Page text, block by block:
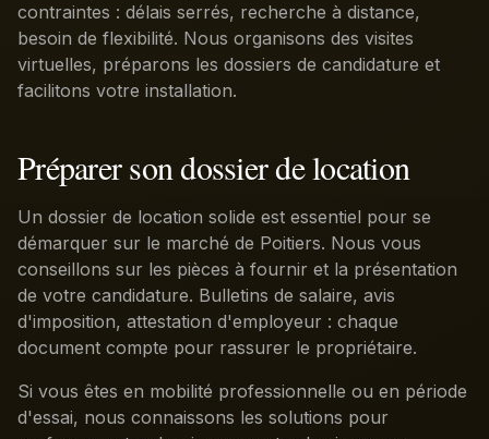
contraintes : délais serrés, recherche à distance,
besoin de flexibilité. Nous organisons des visites
virtuelles, préparons les dossiers de candidature et
facilitons votre installation.
Préparer son dossier de location
Un dossier de location solide est essentiel pour se
démarquer sur le marché de Poitiers. Nous vous
conseillons sur les pièces à fournir et la présentation
de votre candidature. Bulletins de salaire, avis
d'imposition, attestation d'employeur : chaque
document compte pour rassurer le propriétaire.
Si vous êtes en mobilité professionnelle ou en période
d'essai, nous connaissons les solutions pour